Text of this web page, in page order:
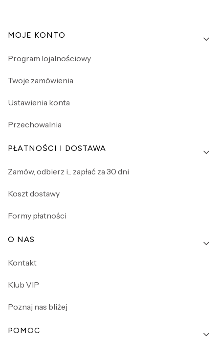
Linki w stopce
MOJE KONTO
Program lojalnościowy
Twoje zamówienia
Ustawienia konta
Przechowalnia
PŁATNOŚCI I DOSTAWA
Zamów, odbierz i... zapłać za 30 dni
Koszt dostawy
Formy płatności
O NAS
Kontakt
Klub VIP
Poznaj nas bliżej
POMOC